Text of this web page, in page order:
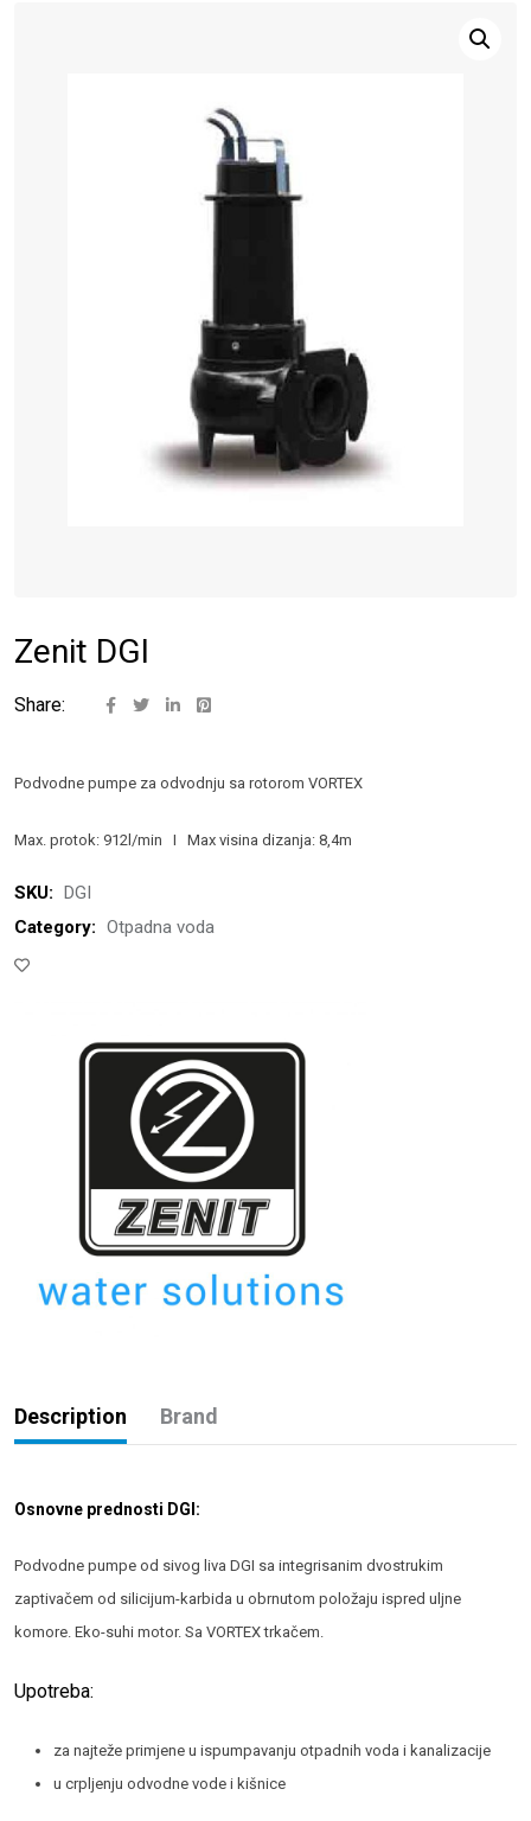
Zenit DGI
Share:
Podvodne pumpe za odvodnju sa rotorom VORTEX
Max. protok: 912l/min I Max visina dizanja: 8,4m
SKU: DGI
Category: Otpadna voda
Description Brand
Osnovne prednosti DGI:
Podvodne pumpe od sivog liva DGI sa integrisanim dvostrukim
zaptivačem od silicijum-karbida u obrnutom položaju ispred uljne
komore. Eko-suhi motor. Sa VORTEX trkačem.
Upotreba:
za najteže primjene u ispumpavanju otpadnih voda i kanalizacije
u crpljenju odvodne vode i kišnice